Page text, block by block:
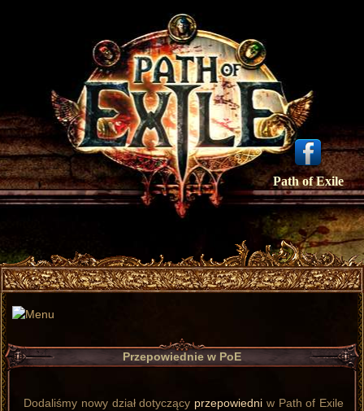
Path of Exile
Przepowiednie w PoE
Dodaliśmy nowy dział dotyczący przepowiedni w Path of Exile